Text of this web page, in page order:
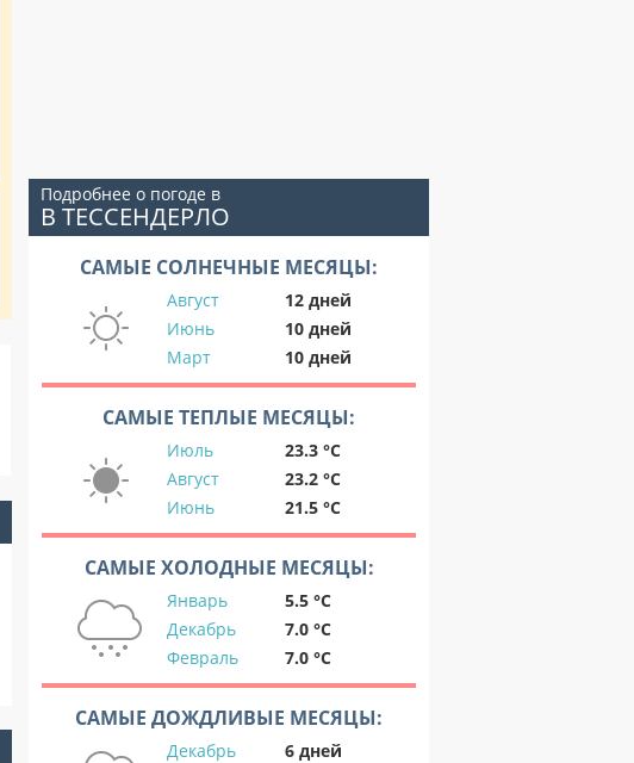
Подробнее о погоде в
В ТЕССЕНДЕРЛО
САМЫЕ СОЛНЕЧНЫЕ МЕСЯЦЫ:
Август
12 дней
Июнь
10 дней
Март
10 дней
САМЫЕ ТЕПЛЫЕ МЕСЯЦЫ:
Июль
23.3 °C
Август
23.2 °C
Июнь
21.5 °C
САМЫЕ ХОЛОДНЫЕ МЕСЯЦЫ:
Январь
5.5 °C
Декабрь
7.0 °C
Февраль
7.0 °C
САМЫЕ ДОЖДЛИВЫЕ МЕСЯЦЫ:
Декабрь
6 дней